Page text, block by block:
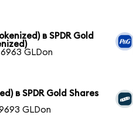
в SPDR Gold
GLDon
в SPDR Gold Shares
GLDon